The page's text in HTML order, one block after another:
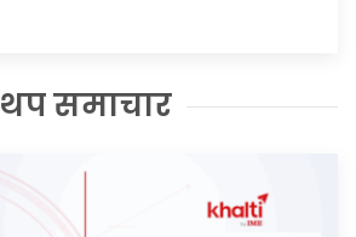
थप समाचार